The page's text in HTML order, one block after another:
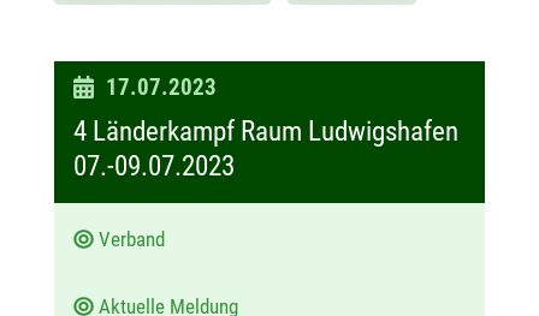
D
a
:
17.07.2023
4 Länderkampf Raum Ludwigshafen
07.-09.07.2023
Verband
Aktuelle Meldung